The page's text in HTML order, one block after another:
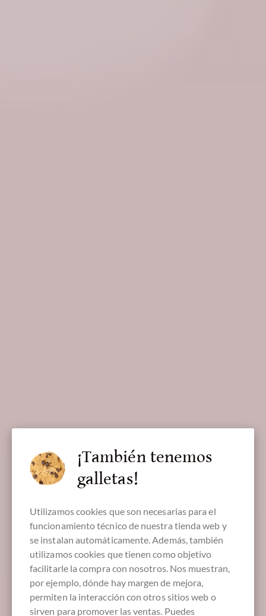
¡También tenemos
galletas!
Utilizamos cookies que son necesarias para el
funcionamiento técnico de nuestra tienda web y
se instalan automáticamente. Además, también
utilizamos cookies que tienen como objetivo
facilitarle la compra con nosotros. Nos muestran,
por ejemplo, dónde hay margen de mejora,
permiten la interacción con otros sitios web o
sirven para promover las ventas. Puedes